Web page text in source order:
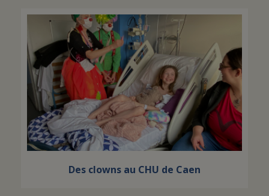
Des clowns au CHU de Caen